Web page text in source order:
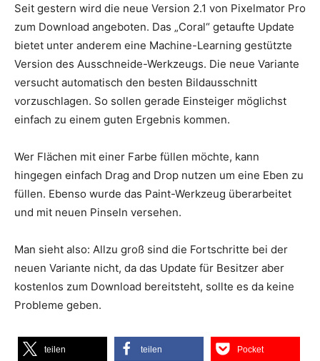
Seit gestern wird die neue Version 2.1 von Pixelmator Pro
zum Download angeboten. Das „Coral“ getaufte Update
bietet unter anderem eine Machine-Learning gestützte
Version des Ausschneide-Werkzeugs. Die neue Variante
versucht automatisch den besten Bildausschnitt
vorzuschlagen. So sollen gerade Einsteiger möglichst
einfach zu einem guten Ergebnis kommen.
Wer Flächen mit einer Farbe füllen möchte, kann
hingegen einfach Drag and Drop nutzen um eine Eben zu
füllen. Ebenso wurde das Paint-Werkzeug überarbeitet
und mit neuen Pinseln versehen.
Man sieht also: Allzu groß sind die Fortschritte bei der
neuen Variante nicht, da das Update für Besitzer aber
kostenlos zum Download bereitsteht, sollte es da keine
Probleme geben.
teilen teilen Pocket